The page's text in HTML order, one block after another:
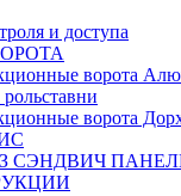
и доступа
ворота
ворота
СЭНДВИЧ